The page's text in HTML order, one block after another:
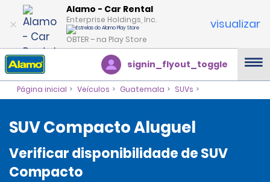
Alamo - Car Rental
Enterprise Holdings, Inc.
OBTER – na Play Store
visualizar
signin_flyout_toggle
Página inicial Veículos Guatemala SUVs
SUV Compacto Aluguel
Verificar disponibilidade de SUV
Compacto